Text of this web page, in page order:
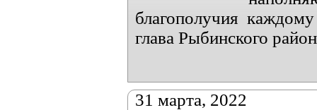
благополучия
глава Рыбинского
31 марта, 2022